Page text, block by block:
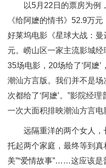
以5月22日的票房为例
《给阿嬷的情书》52.9万
好莱坞电影《星球大战：
元。崂山区一家主流影城
35场电影，20场给了‘阿嬷
潮汕方言版。我们并不是
次都给了‘阿嬷’。”影院经
一次大面积排映潮汕方言电
远隔重洋的两个女人
托起两个家庭，最终等到真
美”“爱情故事”……这应该是